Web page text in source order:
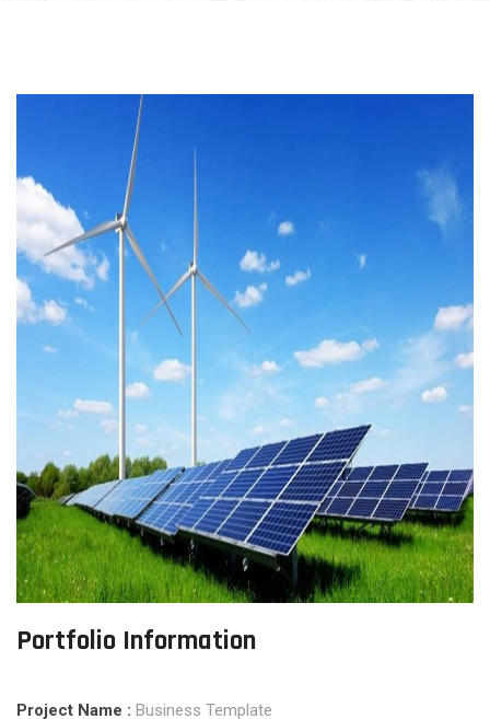
Portfolio Information
Project Name : Business Template